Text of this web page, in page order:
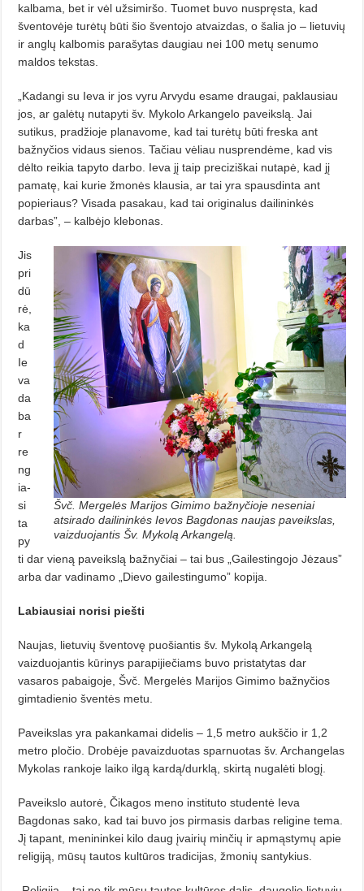
kalbama, bet ir vėl užs­i­miršo. Tuomet buvo nuspręsta, kad
šventovėje turėtų būti šio šventojo atvaizdas, o šalia jo – lietuvių
ir anglų kalbomis parašytas daugiau nei 100 metų senumo
maldos tekstas.
„Kadangi su Ieva ir jos vyru Ar­vy­du esame draugai, paklausiau
jos, ar galėtų nutapyti šv. Mykolo Arkan­gelo paveikslą. Jai
sutikus, pradžioje planavome, kad tai turėtų būti freska ant
bažnyčios vidaus sienos. Tačiau vėliau nusprendėme, kad vis
dėlto rei­kia tapyto darbo. Ieva jį taip preciziškai nutapė, kad jį
pamatę, kai ku­rie žmonės klausia, ar tai yra spausdinta ant
popieriaus? Visada pa­sakau, kad tai originalus dailinin­kės
darbas”, – kalbėjo klebonas.
Švč. Mergelės Marijos Gimimo bažnyčioje neseniai
atsirado dailininkės Ievos Bagdonas naujas paveikslas,
vaizduojantis Šv. Mykolą Arkangelą.
Jis
pri
dū
rė,
ka
d
Ie
va
da
ba
r
re
ng
ia­
si
ta
py
ti dar vieną paveikslą baž­nyčiai – tai bus „Gailestingojo Jė­zaus”
arba dar vadinamo „Dievo gai­lestingumo” kopija.
Labiausiai norisi piešti
Naujas, lietuvių šventovę puo­šian­tis šv. Mykolą Arkangelą
vaizduojantis kūrinys parapijiečiams bu­vo pristatytas dar
vasaros pabaigoje, Švč. Mergelės Marijos Gimimo baž­ny­čios
gimtadienio šventės metu.
Paveikslas yra pakankamai dide­lis – 1,5 metro aukščio ir 1,2
metro plo­čio. Drobėje pavaizduotas sparnuotas šv. Archangelas
Mykolas rankoje laiko ilgą kardą/durklą, skirtą nu­galėti blogį.
Paveikslo autorė, Čikagos meno instituto studentė Ieva
Bagdonas sa­ko, kad tai buvo jos pirmasis darbas religine tema.
Jį tapant, menininkei kilo daug įvairių minčių ir apmąs­ty­mų apie
religiją, mūsų tautos kultū­ros tradicijas, žmonių santykius.